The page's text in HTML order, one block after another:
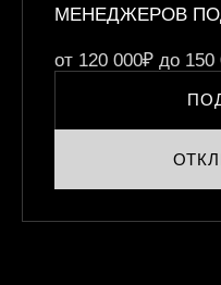
МЕНЕДЖЕРОВ
от 120 000₽ до 150